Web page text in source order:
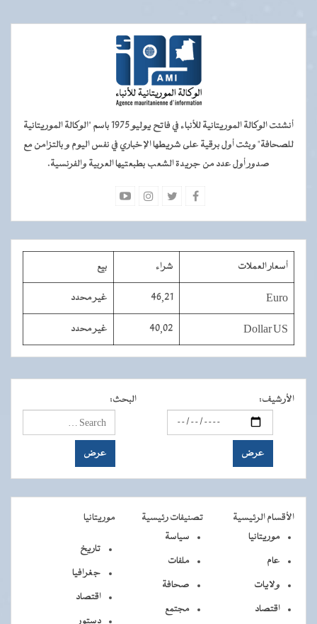
أنشئت الوكالة الموريتانية للأنباء في فاتح يوليو 1975 باسم "الوكالة الموريتانية
للصحافة" وبثت أول برقية على شريطها الإخباري في نفس اليوم و بالتزامن مع
صدور أول عدد من جريدة الشعب بطبعتيها العربية والفرنسية.
أسعار العملات شراء بيع
Euro
46,21 غير محدد
Dollar US
40,02 غير محدد
الأرشيف: البحث:
الأقسام الرئيسية تصنيفات رئيسية
موريتانيا
موريتانيا
عام
ولايات
اقتصاد
سياسة
ملفات
صحافة
مجتمع
تاريخ
جغرافيا
اقتصاد
دستور